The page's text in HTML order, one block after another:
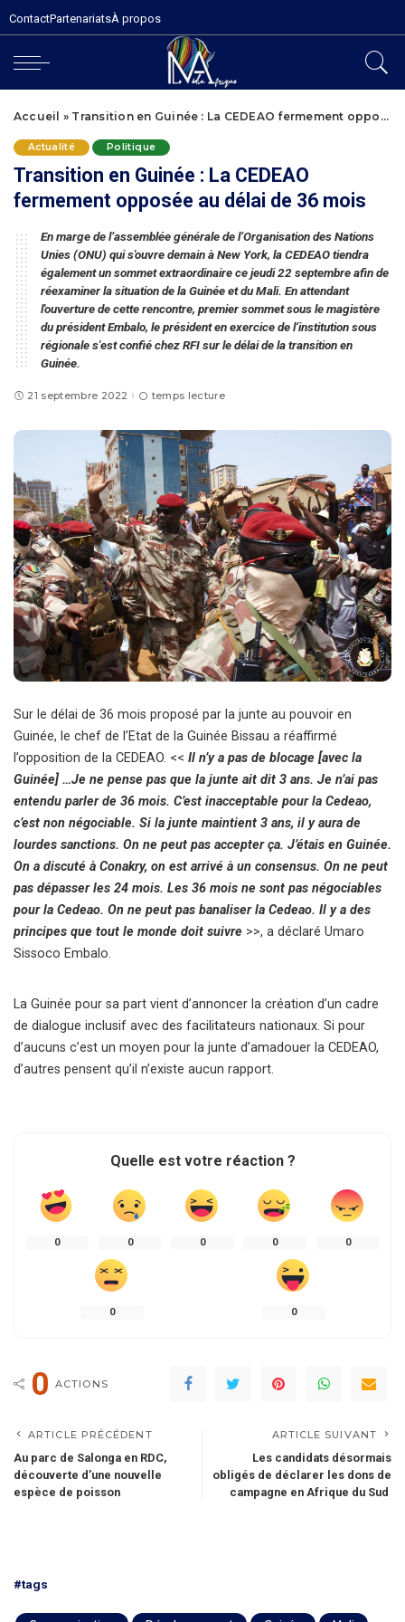
ContactPartenariatsÀ propos
Accueil » Transition en Guinée : La CEDEAO fermement opposée au délai de 36 mois
Actualité Politique
Transition en Guinée : La CEDEAO
fermement opposée au délai de 36 mois
En marge de l’assemblée générale de l’Organisation des Nations
Unies (ONU) qui s'ouvre demain à New York, la CEDEAO tiendra
également un sommet extraordinaire ce jeudi 22 septembre afin de
réexaminer la situation de la Guinée et du Mali. En attendant
l'ouverture de cette rencontre, premier sommet sous le magistère
du président Embalo, le président en exercice de l’institution sous
régionale s'est confié chez RFI sur le délai de la transition en
Guinée.
21 septembre 2022 temps lecture
Sur le délai de 36 mois proposé par la junte au pouvoir en
Guinée, le chef de l’Etat de la Guinée Bissau a réaffirmé
l’opposition de la CEDEAO. << Il n’y a pas de blocage [avec la
Guinée] …Je ne pense pas que la junte ait dit 3 ans. Je n’ai pas
entendu parler de 36 mois. C’est inacceptable pour la Cedeao,
c’est non négociable. Si la junte maintient 3 ans, il y aura de
lourdes sanctions. On ne peut pas accepter ça. J’étais en Guinée.
On a discuté à Conakry, on est arrivé à un consensus. On ne peut
pas dépasser les 24 mois. Les 36 mois ne sont pas négociables
pour la Cedeao. On ne peut pas banaliser la Cedeao. Il y a des
principes que tout le monde doit suivre >>, a déclaré Umaro
Sissoco Embalo.
La Guinée pour sa part vient d’annoncer la création d’un cadre
de dialogue inclusif avec des facilitateurs nationaux. Si pour
d’aucuns c’est un moyen pour la junte d’amadouer la CEDEAO,
d’autres pensent qu’il n’existe aucun rapport.
Quelle est votre réaction ?
0 0 0 0 0
0 0
0 ACTIONS
ARTICLE PRÉCÉDENT
Au parc de Salonga en RDC,
découverte d’une nouvelle
espèce de poisson
ARTICLE SUIVANT
Les candidats désormais
obligés de déclarer les dons de
campagne en Afrique du Sud
#tags